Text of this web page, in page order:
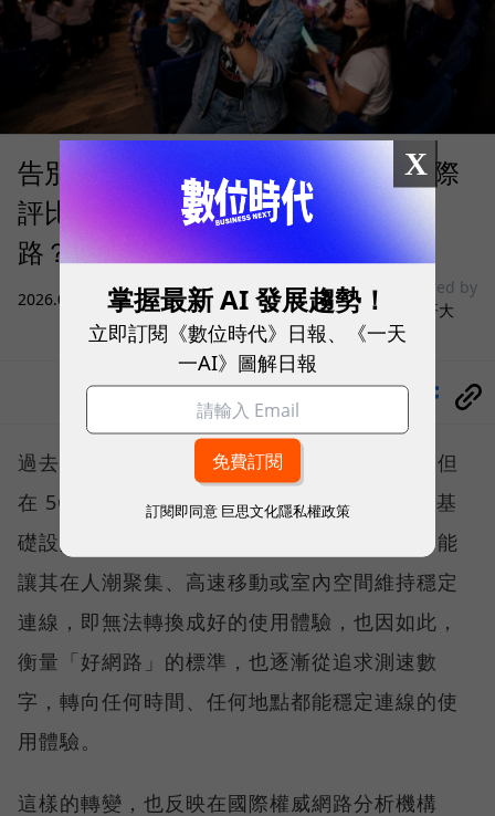
告別「極速迷思」！Opensignal 國際
評比揭密：什麼才是 5G 時代的好網
路？
2026.08.03 3C生活
sponsored by
台灣大哥大
過去，下載速度是評價電信服務的重要指標，但
在 5G 成為工作、娛樂、生活不可或缺的數位基
礎設施後，消費者發現，再快的網速，如果不能
讓其在人潮聚集、高速移動或室內空間維持穩定
連線，即無法轉換成好的使用體驗，也因如此，
衡量「好網路」的標準，也逐漸從追求測速數
字，轉向任何時間、任何地點都能穩定連線的使
用體驗。
這樣的轉變，也反映在國際權威網路分析機構
X
掌握最新 AI 發展趨勢！
立即訂閱《數位時代》日報、《一天
一AI》圖解日報
訂閱即同意 巨思文化隱私權政策